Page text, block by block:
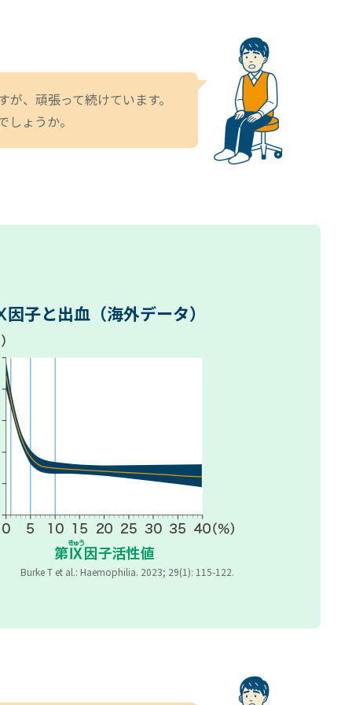
、頑張って続けています。
ょうか。
子と出血 （海外データ）
Burke T et al.: Haemophilia. 2023; 29(1): 115-122.